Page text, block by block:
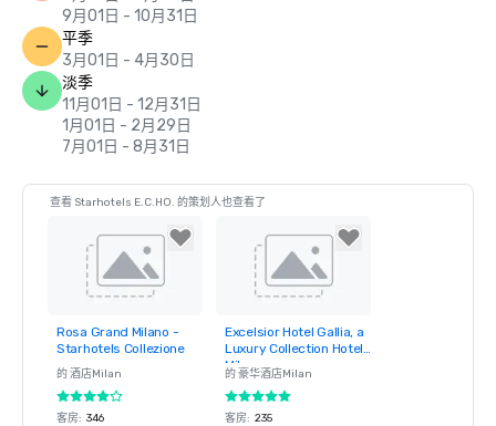
9月01日 - 10月31日
平季
3月01日 - 4月30日
淡季
11月01日 - 12月31日
1月01日 - 2月29日
7月01日 - 8月31日
查看 Starhotels E.C.HO. 的策划人也查看了
Removed from
favorites
Rosa Grand Milano -
Starhotels Collezione
的 酒店Milan
客房: 346
Removed from
favorites
Excelsior Hotel Gallia, a
Luxury Collection Hotel,
Milan
的 豪华酒店Milan
客房: 235